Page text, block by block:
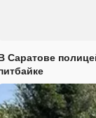
Саратове